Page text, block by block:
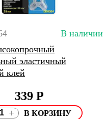
В наличии
эластичный
клей
339 Р
+